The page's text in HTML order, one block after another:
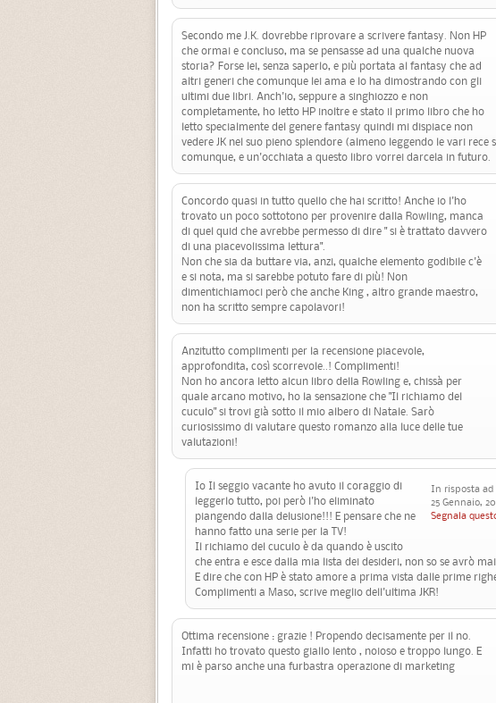
Secondo me J.K. dovrebbe riprovare a scrivere fantasy. Non HP
che ormai e concluso, ma se pensasse ad una qualche nuova
storia? Forse lei, senza saperlo, e più portata al fantasy che ad
altri generi che comunque lei ama e lo ha dimostrando con gli
ultimi due libri. Anch'io, seppure a singhiozzo e non
completamente, ho letto HP inoltre e stato il primo libro che ho
letto specialmente del genere fantasy quindi mi dispiace non
vedere JK nel suo pieno splendore (almeno leggendo le vari
comunque, e un'occhiata a questo libro vorrei darcela in futuro.
Concordo quasi in tutto quello che hai scritto! Anche io l'ho
trovato un poco sottotono per provenire dalla Rowling, manca
di quel quid che avrebbe permesso di dire " si è trattato davvero
di una piacevolissima lettura".
Non che sia da buttare via, anzi, qualche elemento godibile c'è
e si nota, ma si sarebbe potuto fare di più! Non
dimentichiamoci però che anche King , altro grande maestro,
non ha scritto sempre capolavori!
Anzitutto complimenti per la recensione piacevole,
approfondita, così scorrevole..! Complimenti!
Non ho ancora letto alcun libro della Rowling e, chissà per
quale arcano motivo, ho la sensazione che "Il richiamo del
cuculo" si trovi già sotto il mio albero di Natale. Sarò
curiosissimo di valutare questo romanzo alla luce delle tue
valutazioni!
In risposta ad
25 Gennaio,
Segnala
Io Il seggio vacante ho avuto il coraggio di
leggerlo tutto, poi però l'ho eliminato
piangendo dalla delusione!!! E pensare che ne
hanno fatto una serie per la TV!
Il richiamo del cuculo è da quando è uscito
che entra e esce dalla mia lista dei desideri, non so se avrò
E dire che con HP è stato amore a prima vista dalle prime
Complimenti a Maso, scrive meglio dell'ultima JKR!
Ottima recensione : grazie ! Propendo decisamente per il no.
Infatti ho trovato questo giallo lento , noioso e troppo lungo. E
mi è parso anche una furbastra operazione di marketing